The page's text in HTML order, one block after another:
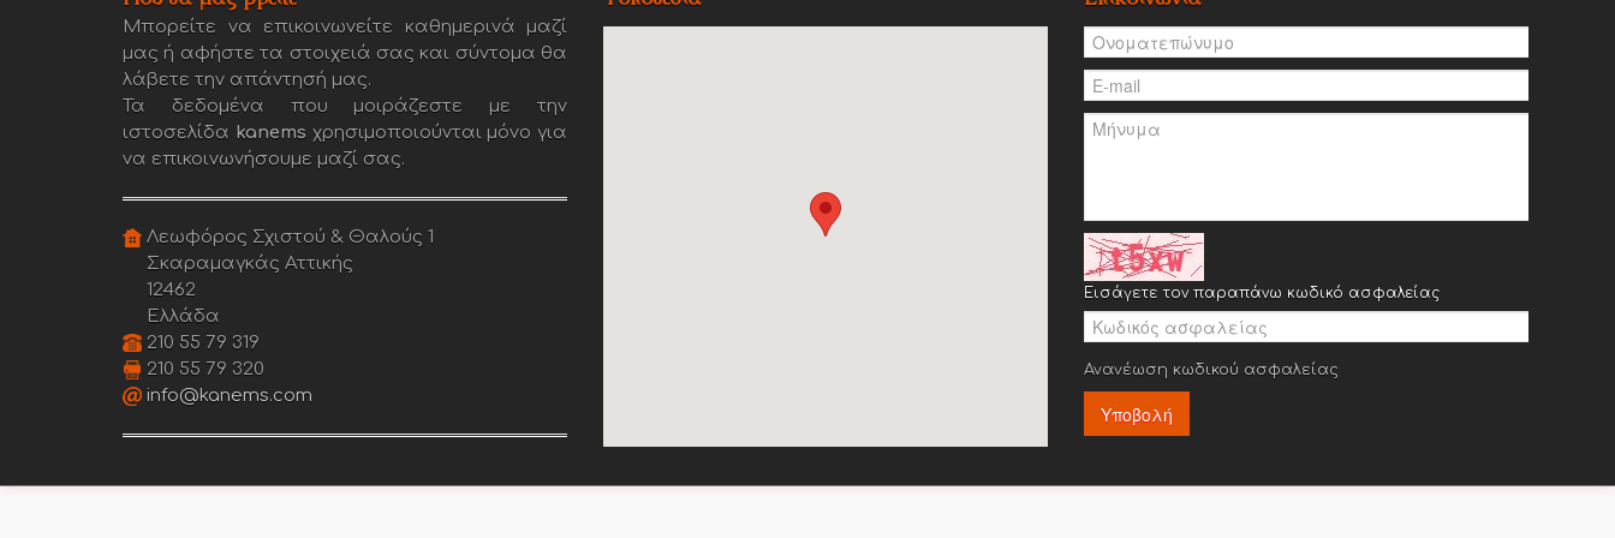
Μπορείτε να επικοινωνείτε καθημερινά μαζί
μας ή αφήστε τα στοιχειά σας και σύντομα θα
λάβετε την απάντησή μας.
Τα δεδομένα που μοιράζεστε με την
ιστοσελίδα kanems χρησιμοποιούνται μόνο για
να επικοινωνήσουμε μαζί σας.
Λεωφόρος Σχιστού & Θαλούς 1
Σκαραμαγκάς Αττικής
12462
Ελλάδα
210 55 79 319
210 55 79 320
info@kanems.com
Εισάγετε τον παραπάνω κωδικό ασφαλείας
Ανανέωση κωδικού ασφαλείας
Υποβολή